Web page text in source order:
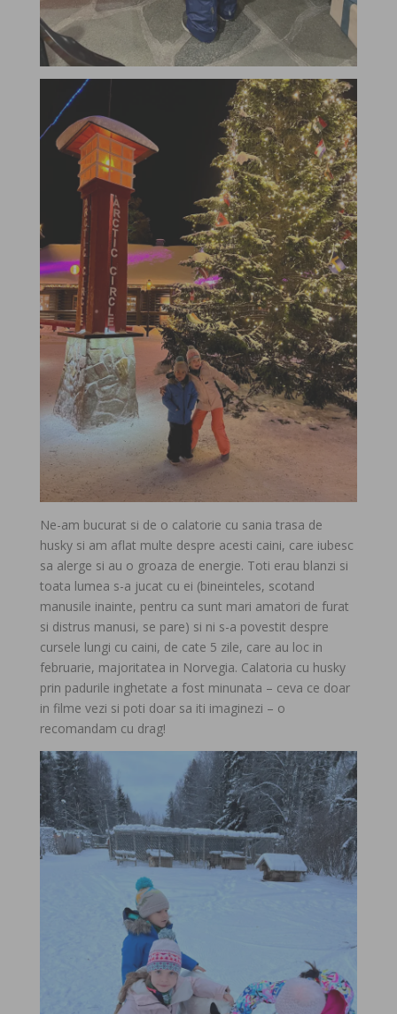
Ne-am bucurat si de o calatorie cu sania trasa de
husky si am aflat multe despre acesti caini, care iubesc
sa alerge si au o groaza de energie. Toti erau blanzi si
toata lumea s-a jucat cu ei (bineinteles, scotand
manusile inainte, pentru ca sunt mari amatori de furat
si distrus manusi, se pare) si ni s-a povestit despre
cursele lungi cu caini, de cate 5 zile, care au loc in
februarie, majoritatea in Norvegia. Calatoria cu husky
prin padurile inghetate a fost minunata – ceva ce doar
in filme vezi si poti doar sa iti imaginezi – o
recomandam cu drag!